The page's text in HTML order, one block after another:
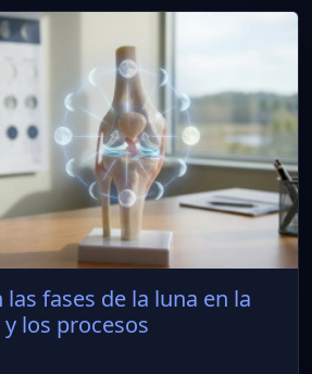
fases de la luna en la
los procesos